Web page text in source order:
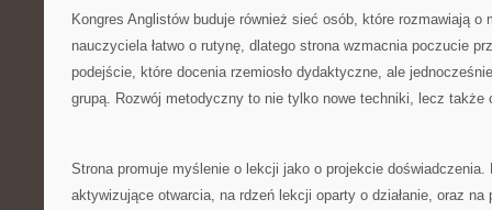
Kongres Anglistów buduje również sieć osób, które rozmawiają o
nauczyciela łatwo o rutynę, dlatego strona wzmacnia poczucie
podejście, które docenia rzemiosło dydaktyczne, ale
grupą. Rozwój metodyczny to nie tylko nowe techniki, lecz także
Strona promuje myślenie o lekcji jako o projekcie
aktywizujące otwarcia, na rdzeń lekcji oparty o działanie, oraz na